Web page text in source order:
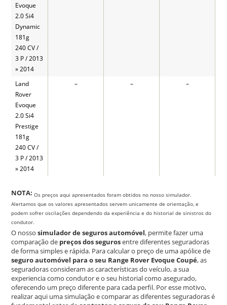
Evoque
2.0 Si4
Dynamic
181g
240 CV /
3 P / 2013
» 2014
Land
Rover
Evoque
2.0 Si4
Prestige
181g
240 CV /
3 P / 2013
» 2014
– – –
NOTA: Os preços aqui apresentados foram obtidos no nosso simulador.
Alertamos que os valores apresentados servem unicamente de orientação, e
podem sofrer oscilações dependendo da experiência e do historial de sinistros do
condutor.
O nossosimulador de seguros automóvel, permite fazer uma
comparação de preços dos segurosentre diferentes seguradoras
de forma simples e rápida. Para calcular o preço de uma apólice de
seguro automóvel para o seu Range Rover Evoque Coupé, as
seguradoras consideram as características do veículo, a sua
experiencia como condutor e o seu historial como asegurado,
oferecendo um preço diferente para cada perfil. Por esse motivo,
realizar aqui uma simulação e comparar as diferentes seguradoras é